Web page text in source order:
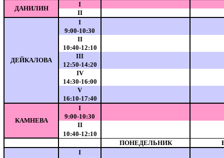
ДАНИЛИН
I
II
ДЕЙКАЛОВА
I
9:00-10:30
II
10:40-12:10
III
12:50-14:20
IV
14:30-16:00
V
16:10-17:40
КАМНЕВА
I
9:00-10:30
II
10:40-12:10
ПОНЕДЕЛЬНИК
I